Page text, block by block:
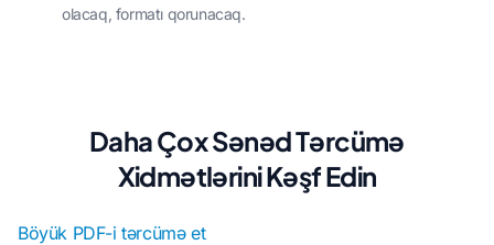
olacaq, formatı qorunacaq.
Daha Çox Sənəd Tərcümə
Xidmətlərini Kəşf Edin
Böyük PDF-i tərcümə et